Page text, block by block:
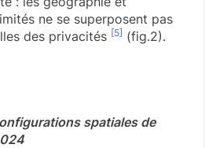
ne se superposent pas
des privacités [5] (fig.2).
spatiales de